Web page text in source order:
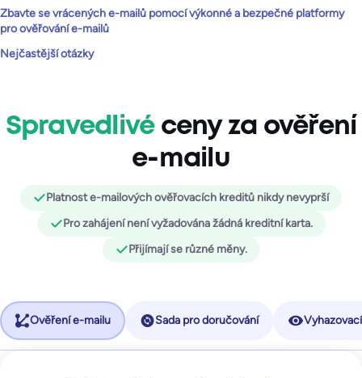
Zbavte se vrácených e-mailů pomocí výkonné a bezpečné platformy
pro ověřování e-mailů
Nejčastější otázky
Spravedlivéceny za ověření
e-mailu
Platnost e-mailových ověřovacích kreditů nikdy nevyprší
Pro zahájení není vyžadována žádná kreditní karta.
Přijímají se různé měny.
Ověření e-mailu Sada pro doručování